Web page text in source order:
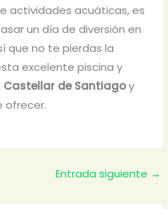
actividades acuáticas, es
un día de diversión en
que no te pierdas la
excelente piscina y
Castellar de Santiagoy
ofrecer.
Entrada siguiente →